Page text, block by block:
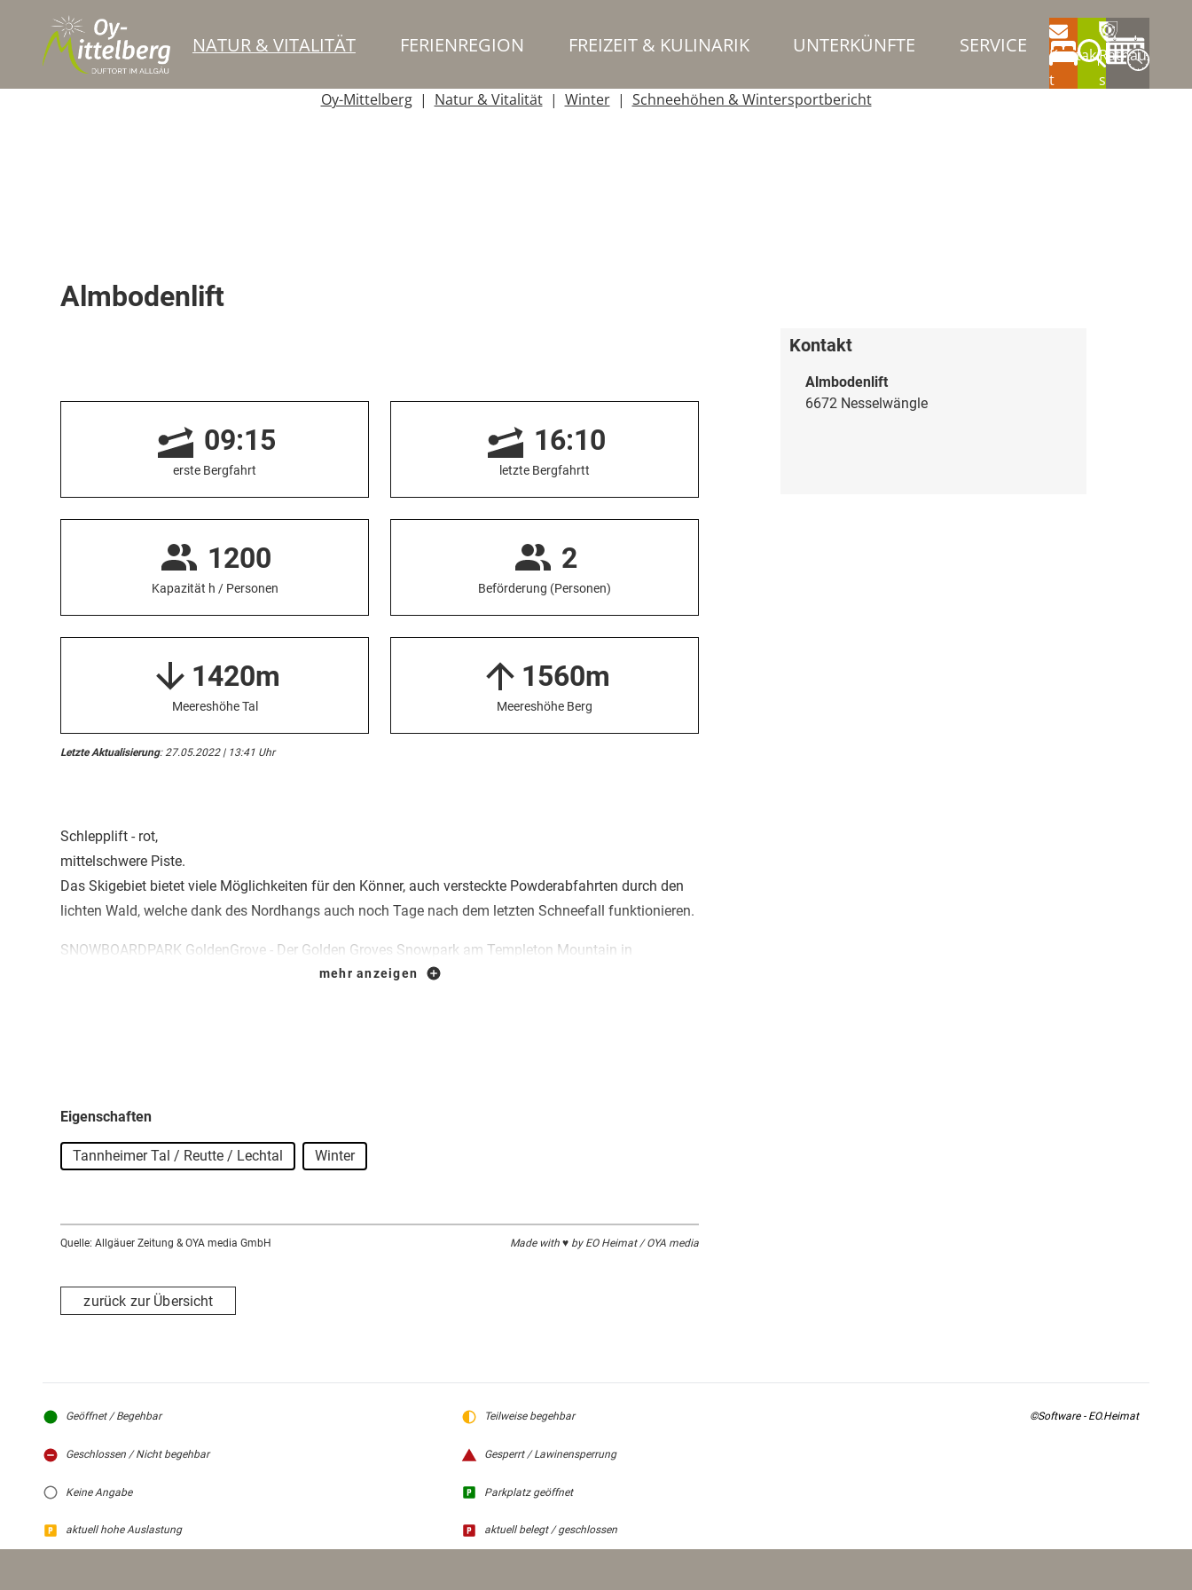
NATUR & VITALITÄT FERIENREGION FREIZEIT & KULINARIK UNTERKÜNFTE SERVICE
Kontak
t
Rathau
s
Oy-Mittelberg
Natur & Vitalität Winter Schneehöhen & Wintersportbericht
Almbodenlift
09:15
erste Bergfahrt
16:10
letzte Bergfahrtt
1200
Kapazität h / Personen
2
Beförderung (Personen)
1420m
Meereshöhe Tal
1560m
Meereshöhe Berg
Letzte Aktualisierung: 27.05.2022 | 13:41 Uhr
Schlepplift - rot,
mittelschwere Piste.
Das Skigebiet bietet viele Möglichkeiten für den Könner, auch versteckte Powderabfahrten durch den
lichten Wald, welche dank des Nordhangs auch noch Tage nach dem letzten Schneefall funktionieren.
SNOWBOARDPARK GoldenGrove - Der Golden Groves Snowpark am Templeton Mountain in
Nesselwängle bietet den Parkbesuchern nicht nur ein liebevoll zubereitetes Setup mit
Der Snowpark in Nesselwängle ist das ideale Reiseziel für einen sorglosen und entspannten Tag auf
dem Brett oder den Brettern.
mehr anzeigen
Eigenschaften
Tannheimer Tal / Reutte / Lechtal Winter
Quelle: Allgäuer Zeitung & OYA media GmbH Made with ♥ by EO Heimat / OYA media
zurück zur Übersicht
Kontakt
Almbodenlift
6672 Nesselwängle
Geöffnet / Begehbar Teilweise begehbar
Geschlossen / Nicht begehbar Gesperrt / Lawinensperrung
Keine Angabe Parkplatz geöffnet
aktuell hohe Auslastung aktuell belegt / geschlossen
©Software - EO.Heimat